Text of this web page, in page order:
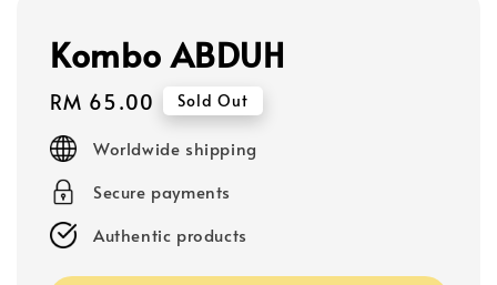
Kombo ABDUH
Regular
price
RM 65.00 Sold Out
Worldwide shipping
Secure payments
Authentic products